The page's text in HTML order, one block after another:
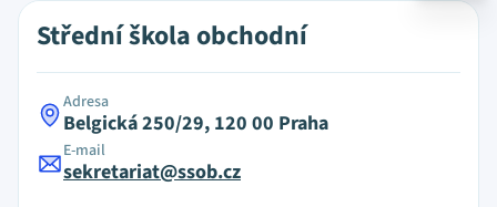
Střední škola obchodní
Adresa
Belgická 250/29, 120 00 Praha
E-mail
sekretariat@ssob.cz